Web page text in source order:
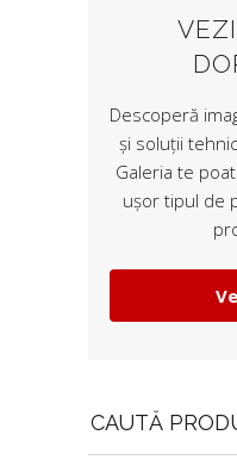
Descoperă
și soluții
Galeria te
ușor tipul de
for: